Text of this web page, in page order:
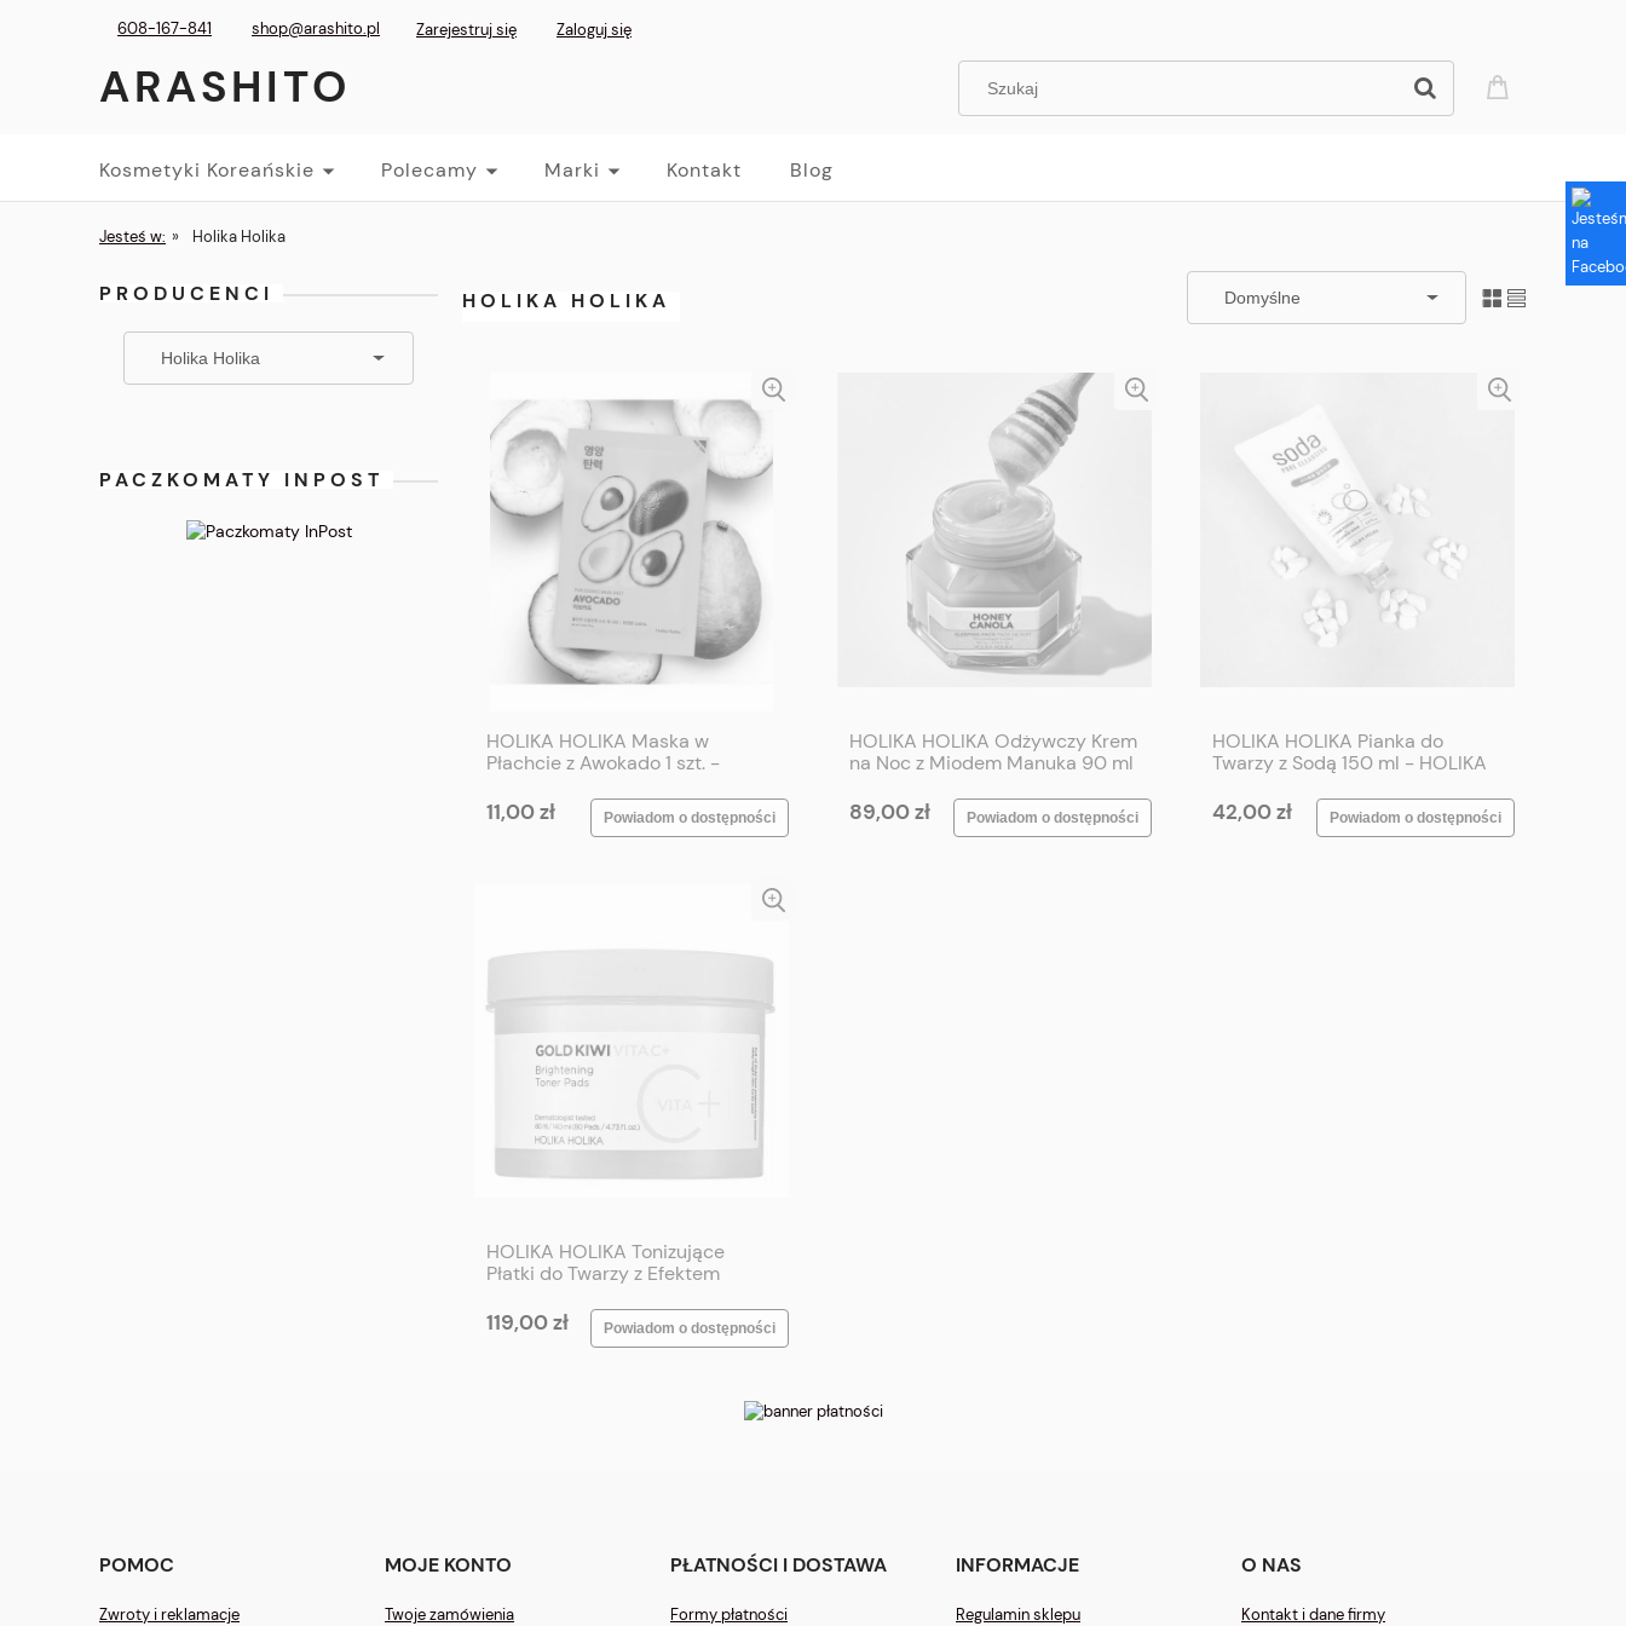
608-167-841 shop@arashito.pl Zarejestruj się Zaloguj się
ARASHITO
Kosmetyki Koreańskie Polecamy Marki Kontakt Blog
Jesteś w: » Holika Holika
PRODUCENCI
PACZKOMATY INPOST
HOLIKA HOLIKA
HOLIKA HOLIKA Maska w
Płachcie z Awokado 1 szt. -
Mask Sheet #Avocado 1 p
11,00 zł Powiadom o dostępności
HOLIKA HOLIKA Odżywczy Krem
na Noc z Miodem Manuka 90 ml
Sleeping Pack Canola 90 ml
89,00 zł Powiadom o dostępności
HOLIKA HOLIKA Pianka do
Twarzy z Sodą 150 ml - HOLIKA
Deep Cleansing Foam 150 ml
42,00 zł Powiadom o dostępności
HOLIKA HOLIKA Tonizujące
Płatki do Twarzy z Efektem
HOLIKA Gold Kiwi Vita C Plus
Brightening Toner Pad 80p
119,00 zł Powiadom o dostępności
POMOC
Zwroty i reklamacje
MOJE KONTO
Twoje zamówienia
PŁATNOŚCI I DOSTAWA
Formy płatności
INFORMACJE
Regulamin sklepu
O NAS
Kontakt i dane firmy